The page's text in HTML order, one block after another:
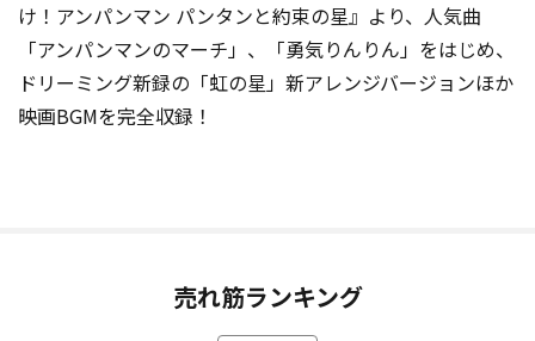
け！アンパンマン パンタンと約束の星』より、人気曲
「アンパンマンのマーチ」、「勇気りんりん」をはじめ、
ドリーミング新録の「虹の星」新アレンジバージョンほか
映画BGMを完全収録！
売れ筋ランキング